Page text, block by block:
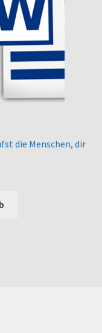
die Menschen, dir